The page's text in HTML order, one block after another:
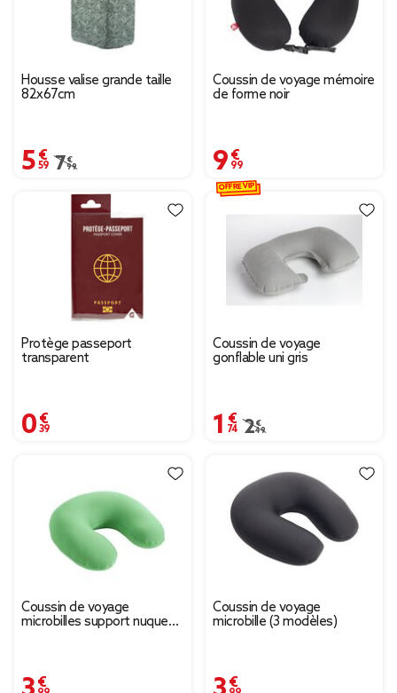
Housse valise grande taille
82x67cm
5,59 €
Prix remisé de 7,99 € à 5,59 €
7,99 €
Coussin de voyage mémoire
de forme noir
9,99 €
Protège passeport
transparent
0,39 €
Coussin de voyage
gonflable uni gris
1,74 €
Prix remisé de 2,49 €
2,49 €
OFFRE VIP
Coussin de voyage
microbilles support nuque
3,99 €
Coussin de voyage
microbille (3 modèles)
3,99 €